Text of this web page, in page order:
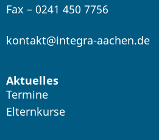
Fax – 0241 450 7756
kontakt@integra-aachen.de
Aktuelles
Termine
Elternkurse